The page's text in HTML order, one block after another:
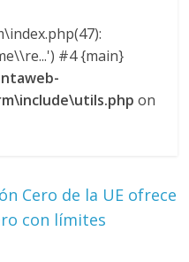
#4 {main}
on
Cero de la UE ofrece
con límites